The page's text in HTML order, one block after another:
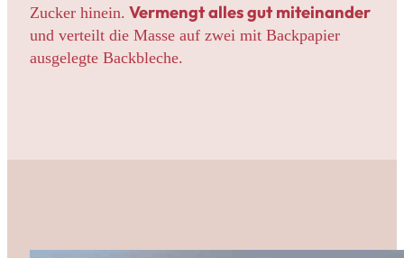
Zucker hinein. Vermengt alles gut miteinander
und verteilt die Masse auf zwei mit Backpapier
ausgelegte Backbleche.